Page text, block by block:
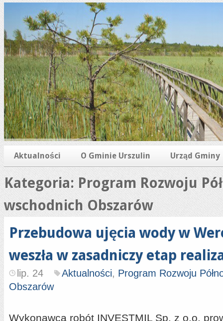
Aktualności O Gminie Urszulin Urząd Gminy
Kategoria: Program Rozwoju
wschodnich Obszarów
Przebudowa ujęcia wody w
weszła w zasadniczy etap
lip. 24 Aktualności, Program Rozwoju
Obszarów
Wykonawca robót INVESTMIL Sp. z o.o.